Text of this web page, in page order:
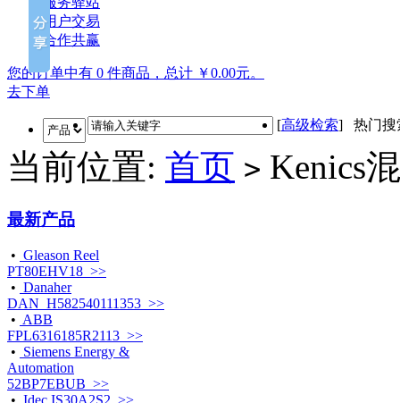
用户交易
合作共赢
您的订单中有 0 件商品，总计 ￥0.00元。
去下单
[高级检索] 热门搜
当前位置: 首页 > Kenics
最新产品
• Gleason Reel
PT80EHV18 >>
• Danaher
DAN_H582540111353 >>
• ABB
FPL6316185R2113 >>
• Siemens Energy &
Automation
52BP7EBUB >>